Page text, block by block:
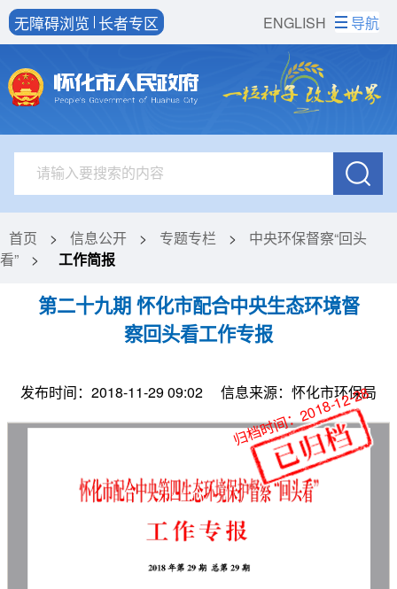
ENGLISH
无障碍浏览 长者专区 导航
首页 > 信息公开 > 专题专栏 >
中央环保督察“回头
看”
> 工作简报
第二十九期 怀化市配合中央生态环境督
察回头看工作专报
发布时间：2018-11-29 09:02 信息来源：怀化市环保局
归档时间：2018-12-28